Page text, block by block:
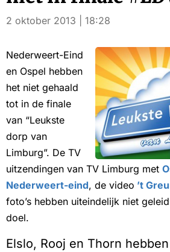
2 oktober 2013 | 18:28
Nederweert-Eind
en Ospel hebben
het niet gehaald
tot in de finale
van “Leukste
dorp van
Limburg”. De TV
uitzendingen van TV Limburg met
Nederweert-eind, de video ’t
foto’s hebben uiteindelijk niet
doel.
Elslo, Rooj en Thorn